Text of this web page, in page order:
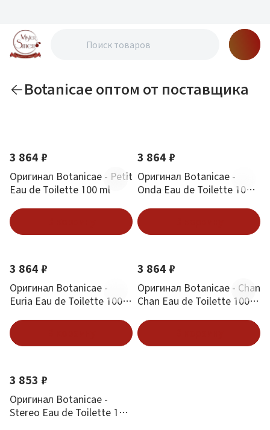
Botanicae оптом от поставщика
3 864 ₽
Оригинал Botanicae - Petit
Eau de Toilette 100 ml
3 864 ₽
Оригинал Botanicae -
Onda Eau de Toilette 100
3 864 ₽
Оригинал Botanicae -
Euria Eau de Toilette 100
3 864 ₽
Оригинал Botanicae - Chan
Chan Eau de Toilette 100
3 853 ₽
Оригинал Botanicae -
Stereo Eau de Toilette 100